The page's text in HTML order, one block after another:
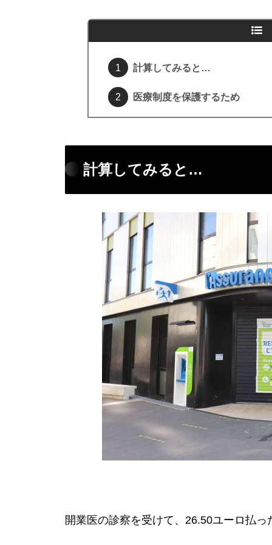
計算してみると…
医療制度を保護するため
計算してみると…
開業医の診察を受けて、26.50ユーロ払っ